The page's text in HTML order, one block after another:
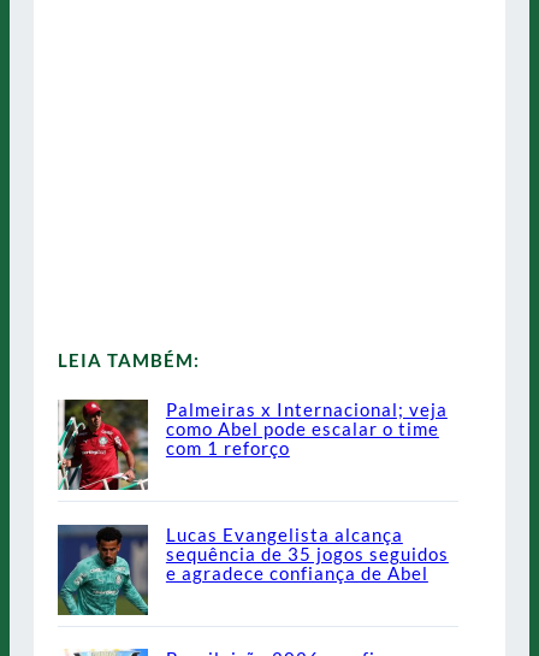
LEIA TAMBÉM:
Palmeiras x Internacional; veja
como Abel pode escalar o time
com 1 reforço
Lucas Evangelista alcança
sequência de 35 jogos seguidos
e agradece confiança de Abel